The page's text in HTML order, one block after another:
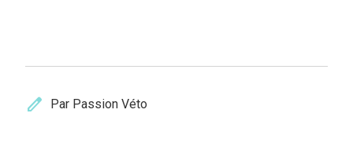
edit Par Passion Véto